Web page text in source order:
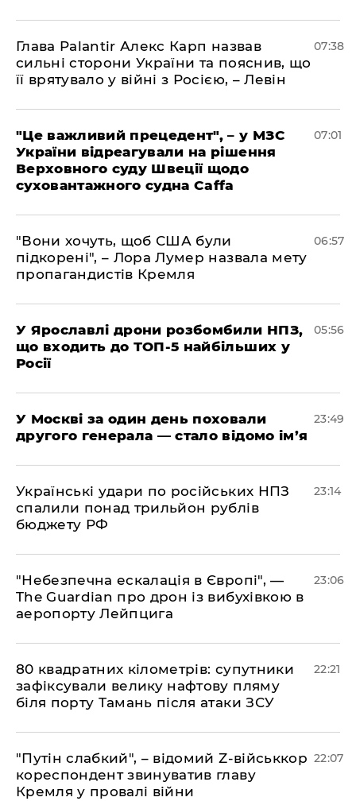
Глава Palantir Алекс Карп назвав
сильні сторони України та пояснив, що
її врятувало у війні з Росією, – Левін
07:38
"Це важливий прецедент", – у МЗС
України відреагували на рішення
Верховного суду Швеції щодо
суховантажного судна Caffa
07:01
"Вони хочуть, щоб США були
підкорені", – Лора Лумер назвала мету
пропагандистів Кремля
06:57
У Ярославлі дрони розбомбили НПЗ,
що входить до ТОП-5 найбільших у
Росії
05:56
​У Москві за один день поховали
другого генерала — стало відомо ім’я
23:49
​Українські удари по російських НПЗ
спалили понад трильйон рублів
бюджету РФ
23:14
​"Небезпечна ескалація в Європі", —
The Guardian про дрон із вибухівкою в
аеропорту Лейпцига
23:06
​80 квадратних кілометрів: супутники
зафіксували велику нафтову пляму
біля порту Тамань після атаки ЗСУ
22:21
"Путін слабкий", – відомий Z-військкор
кореспондент звинуватив главу
Кремля у провалі війни
22:07